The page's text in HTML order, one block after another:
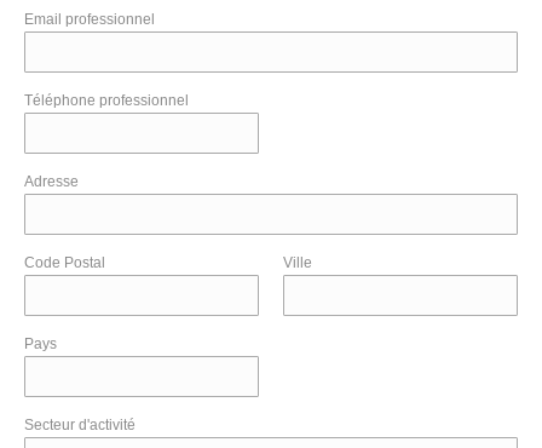
Email professionnel
Téléphone professionnel
Adresse
Code Postal Ville
Pays
Secteur d'activité